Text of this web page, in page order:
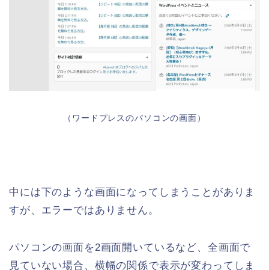
（ワードプレスのパソコンの画面）
中には下のような画面になってしまうことがありま
すが、エラーではありません。
パソコンの画面を2画面開いているなど、全画面で
見ていない場合、横幅の関係で表示が変わってしま